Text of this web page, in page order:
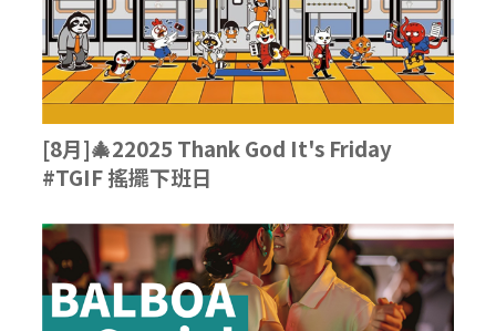
[8月]🎄22025 Thank God It's Friday
#TGIF 搖擺下班日